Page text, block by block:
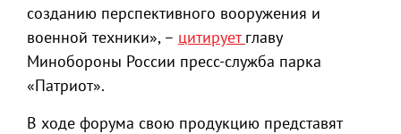
созданию перспективного вооружения и
военной техники», – цитируетглаву
Минобороны России пресс-служба парка
«Патриот».
В ходе форума свою продукцию представят